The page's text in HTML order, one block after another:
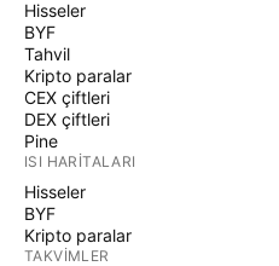
Hisseler
BYF
Tahvil
Kripto paralar
CEX çiftleri
DEX çiftleri
Pine
ISI HARITALARI
Hisseler
BYF
Kripto paralar
TAKVIMLER